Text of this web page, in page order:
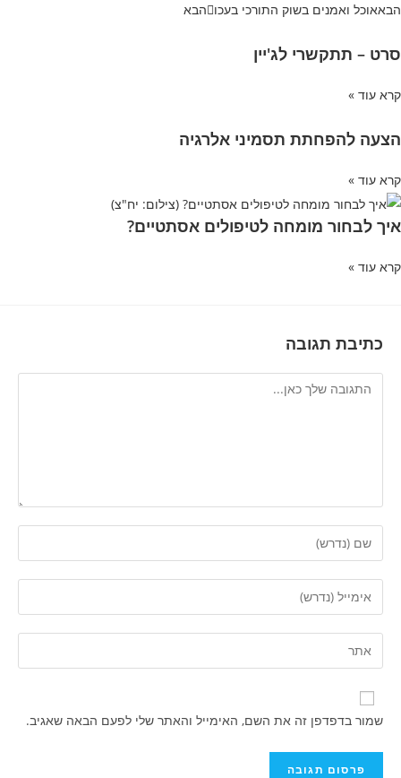
הבאאוכל ואמנים בשוק התורכי בעכו הבא
סרט – תתקשרי לג'יין
קרא עוד »
הצעה להפחתת תסמיני אלרגיה
קרא עוד »
איך לבחור מומחה לטיפולים אסתטיים?
קרא עוד »
כתיבת תגובה
להגיב
את
השם
שלך
שם
משתמש
כדי
להגיב
את
כתובת
דואר
שלך
כדי
את
כתובת
אתר
שלך
שמור בדפדפן זה את השם, האימייל והאתר שלי לפעם הבאה שאגיב.